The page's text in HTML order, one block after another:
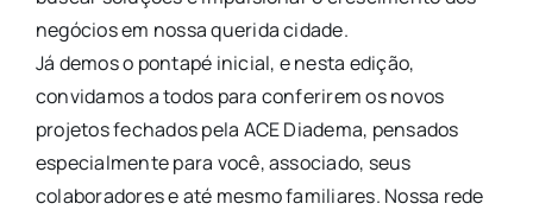
negócios em nossa querida cidade.
Já demos o pontapé inicial, e nesta edição,
convidamos a todos para conferirem os novos
projetos fechados pela ACE Diadema, pensados
especialmente para você, associado, seus
colaboradores e até mesmo familiares. Nossa rede